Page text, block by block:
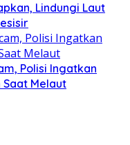
Lindungi Laut
Polisi Ingatkan
Melaut